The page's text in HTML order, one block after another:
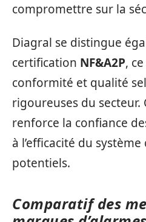
compromettre sur la
Diagral se distingue
certification NF&A2P,
conformité et qualité
rigoureuses du
renforce la confiance
à l’efficacité du
potentiels.
Comparatif des